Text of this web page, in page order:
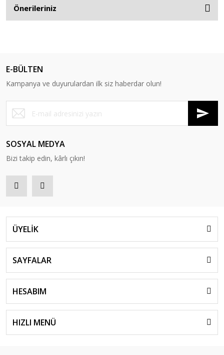
Önerileriniz
E-BÜLTEN
Kampanya ve duyurulardan ilk siz haberdar olun!
SOSYAL MEDYA
Bizi takip edin, kârlı çıkın!
ÜYELİK
SAYFALAR
HESABIM
HIZLI MENÜ